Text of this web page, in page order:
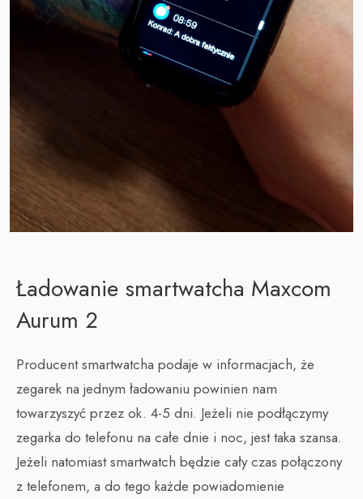
Ładowanie smartwatcha Maxcom
Aurum 2
Producent smartwatcha podaje w informacjach, że
zegarek na jednym ładowaniu powinien nam
towarzyszyć przez ok. 4-5 dni. Jeżeli nie podłączymy
zegarka do telefonu na całe dnie i noc, jest taka szansa.
Jeżeli natomiast smartwatch będzie cały czas połączony
z telefonem, a do tego każde powiadomienie